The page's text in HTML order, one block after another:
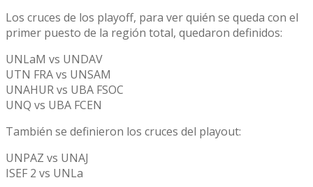
Los cruces de los playoff, para ver quién se queda con el
primer puesto de la región total, quedaron definidos:
UNLaM vs UNDAV
UTN FRA vs UNSAM
UNAHUR vs UBA FSOC
UNQ vs UBA FCEN
También se definieron los cruces del playout:
UNPAZ vs UNAJ
ISEF 2 vs UNLa